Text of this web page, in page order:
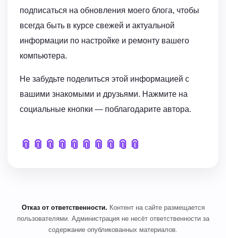
подписаться на обновления моего блога, чтобы
всегда быть в курсе свежей и актуальной
информации по настройке и ремонту вашего
компьютера.
Не забудьте поделиться этой информацией с
вашими знакомыми и друзьями. Нажмите на
социальные кнопки — поблагодарите автора.
📎 📎 📎 📎 📎 📎 📎 📎 📎 📎
Отказ от ответственности. Контент на сайте размещается
пользователями. Администрация не несёт ответственности за
содержание опубликованных материалов.